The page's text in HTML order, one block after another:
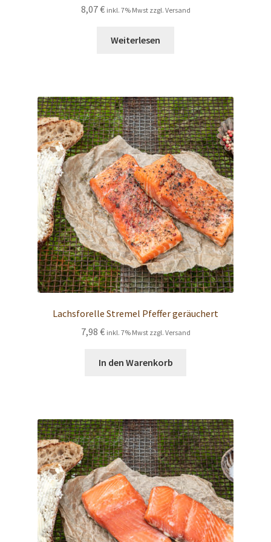
8,07€ inkl. 7% Mwst zzgl. Versand
Weiterlesen
Lachsforelle Stremel Pfeffer geräuchert
7,98 € inkl. 7% Mwst zzgl. Versand
In den Warenkorb